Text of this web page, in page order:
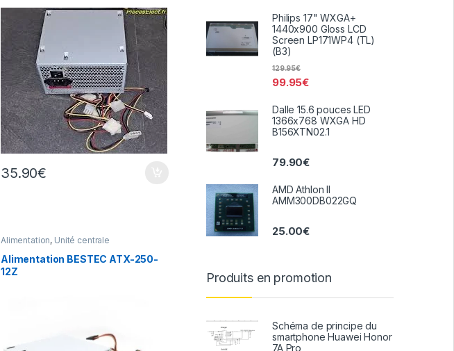
35.90€
Alimentation, Unité centrale
Alimentation BESTEC ATX-250-
12Z
Philips 17" WXGA+
1440x900 Gloss LCD
Screen LP171WP4 (TL)
(B3)
99.95€
129.95€
Dalle 15.6 pouces LED
1366x768 WXGA HD
B156XTN02.1
79.90€
AMD Athlon II
AMM300DB022GQ
25.00€
Produits en promotion
Schéma de principe du
smartphone Huawei Honor
7A Pro